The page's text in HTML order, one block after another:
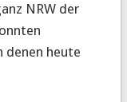
NRW der
denen heute